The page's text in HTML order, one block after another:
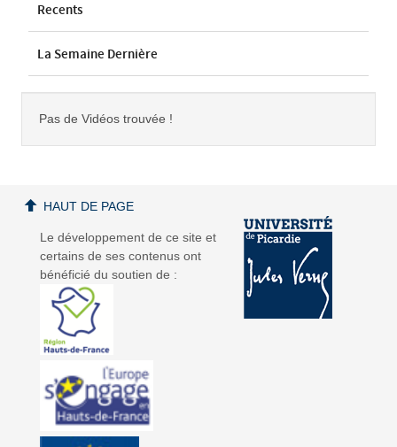
Recents
La Semaine Dernière
Pas de Vidéos trouvée !
Le développement de ce site et
certains de ses contenus ont
bénéficié du soutien de :
HAUT DE PAGE